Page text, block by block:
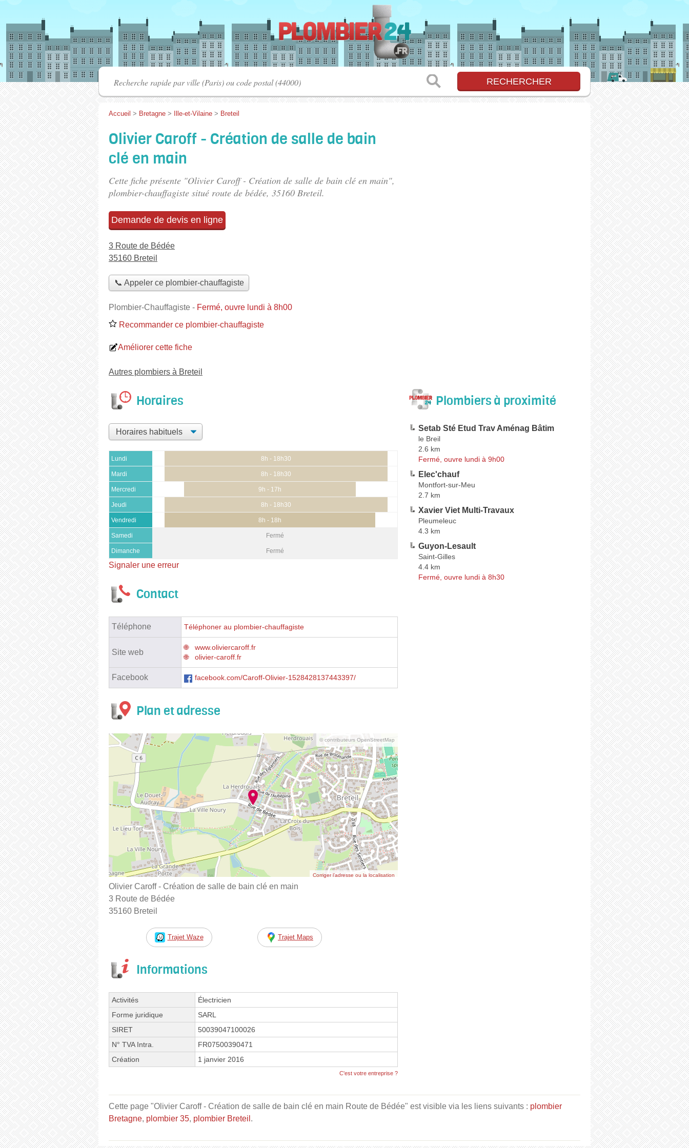
Accueil > Bretagne > Ille-et-Vilaine > Breteil
Olivier Caroff - Création de salle de bain
clé en main
Cette fiche présente "Olivier Caroff - Création de salle de bain clé en main",
plombier-chauffagiste situé route de bédée, 35160 Breteil.
Demande de devis en ligne
3 Route de Bédée
35160 Breteil
📞 Appeler ce plombier-chauffagiste
Plombier-Chauffagiste - Fermé, ouvre lundi à 8h00
Recommander ce plombier-chauffagiste
Améliorer cette fiche
Autres plombiers à Breteil
Horaires
Lundi 8h - 18h30
Mardi 8h - 18h30
Mercredi 9h - 17h
Jeudi 8h - 18h30
Vendredi 8h - 18h
Samedi Fermé
Dimanche Fermé
Signaler une erreur
Contact
Téléphone Téléphoner au plombier-chauffagiste
Site web
www.oliviercaroff.fr
olivier-caroff.fr
Facebook facebook.com/Caroff-Olivier-1528428137443397/
Plan et adresse
© contributeurs OpenStreetMap
Corriger l’adresse ou la localisation
Olivier Caroff - Création de salle de bain clé en main
3 Route de Bédée
35160 Breteil
Trajet Waze Trajet Maps
Informations
Activités
Électricien
Forme juridique
SARL
SIRET
50039047100026
N° TVA Intra.
FR07500390471
Création
1 janvier 2016
C'est votre entreprise ?
Plombiers à proximité
Setab Sté Etud Trav Aménag Bâtim
le Breil
2.6 km
Fermé, ouvre lundi à 9h00
Elec'chauf
Montfort-sur-Meu
2.7 km
Xavier Viet Multi-Travaux
Pleumeleuc
4.3 km
Guyon-Lesault
Saint-Gilles
4.4 km
Fermé, ouvre lundi à 8h30
Cette page "Olivier Caroff - Création de salle de bain clé en main Route de Bédée" est visible via les liens suivants : plombier
Bretagne, plombier 35, plombier Breteil .